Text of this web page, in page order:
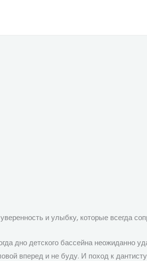
и улыбку, которые всегда
дно детского бассейна неожиданно
вперед и не буду. И поход к